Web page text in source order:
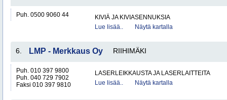
Puh. 0500 9060 44
KIVIÄ JA KIVIASENNUKSIA
Lue lisää..
Näytä kartalla
6. LMP - Merkkaus Oy RIIHIMÄKI
Puh. 010 397 9800
Puh. 040 729 7902
Faksi 010 397 9810
LASERLEIKKAUSTA JA LASERLAITTEITA
Lue lisää..
Näytä kartalla